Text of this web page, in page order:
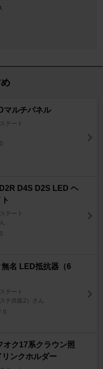
マルチパネル
テート
0
D4S D2S LED ヘ
テート
0
名 LED抵抗器（6
テート
テ共販2）さん
0
オク17系クラウン照
ンクホルダー